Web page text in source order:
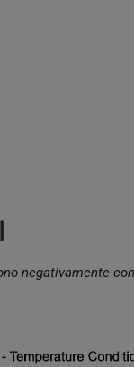
negativamente